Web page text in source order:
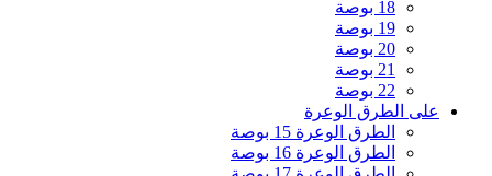
18 بوصة
19 بوصة
20 بوصة
21 بوصة
22 بوصة
على الطرق الوعرة
الطرق الوعرة 15 بوصة
الطرق الوعرة 16 بوصة